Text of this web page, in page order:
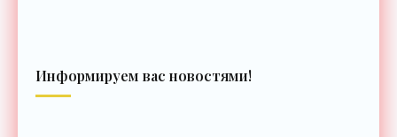
Информируем вас новостями!